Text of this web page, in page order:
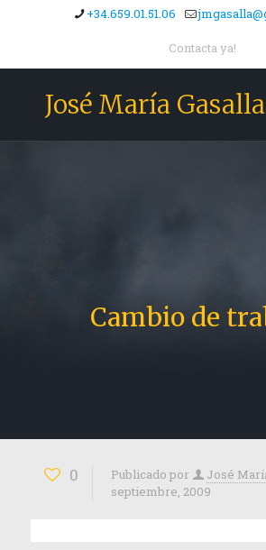
+34.659.01.51.06
Contacta ya!
José María Gasalla
Cambio de
0 Publicado por José
septiembre, 2009